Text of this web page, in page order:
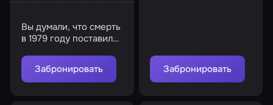
Вы думали, что смерть
в 1979 году поставила
Забронировать
Забронировать